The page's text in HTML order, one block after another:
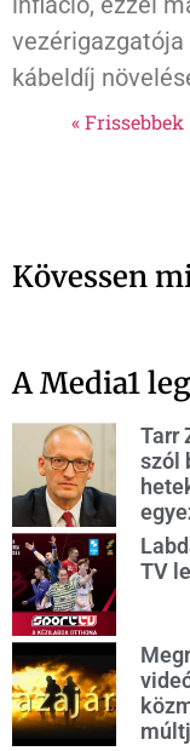
kábeldíj
« Frissebbek
Kövessen
A Media1
Tarr
szól
TV